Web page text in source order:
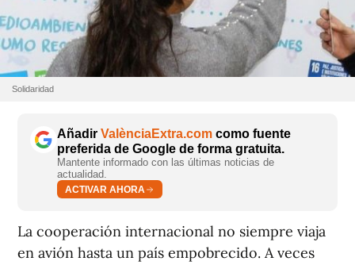
Solidaridad
Añadir ValènciaExtra.com como fuente
preferida de Google de forma gratuita.
Mantente informado con las últimas noticias de
actualidad.
ACTIVAR AHORA
La cooperación internacional no siempre viaja
en avión hasta un país empobrecido. A veces